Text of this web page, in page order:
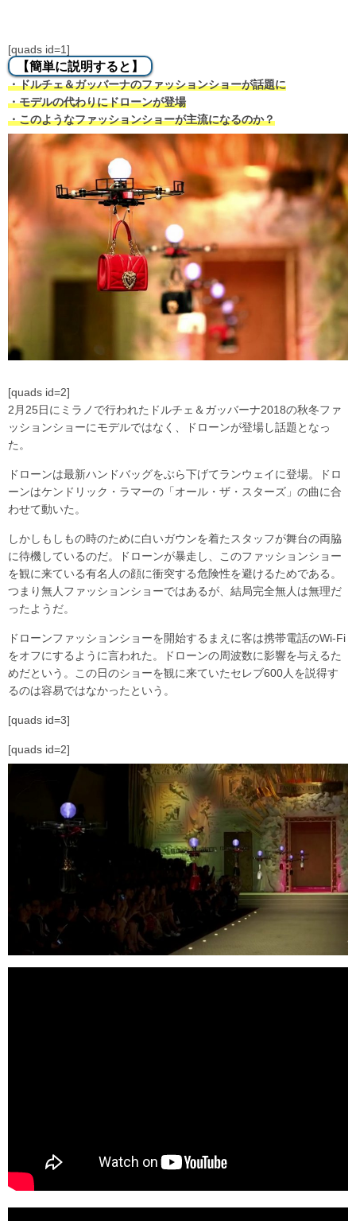
[quads id=1]
【簡単に説明すると】
・ドルチェ＆ガッバーナのファッションショーが話題に
・モデルの代わりにドローンが登場
・このようなファッションショーが主流になるのか？
[quads id=2]
2月25日にミラノで行われたドルチェ＆ガッバーナ2018の秋冬ファ
ッションショーにモデルではなく、ドローンが登場し話題となっ
た。
ドローンは最新ハンドバッグをぶら下げてランウェイに登場。ドロ
ーンはケンドリック・ラマーの「オール・ザ・スターズ」の曲に合
わせて動いた。
しかしもしもの時のために白いガウンを着たスタッフが舞台の両脇
に待機しているのだ。ドローンが暴走し、このファッションショー
を観に来ている有名人の顔に衝突する危険性を避けるためである。
つまり無人ファッションショーではあるが、結局完全無人は無理だ
ったようだ。
ドローンファッションショーを開始するまえに客は携帯電話のWi-Fi
をオフにするように言われた。ドローンの周波数に影響を与えるた
めだという。この日のショーを観に来ていたセレブ600人を説得す
るのは容易ではなかったという。
[quads id=3]
[quads id=2]